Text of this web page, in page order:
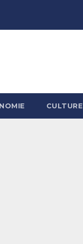
CULTURE